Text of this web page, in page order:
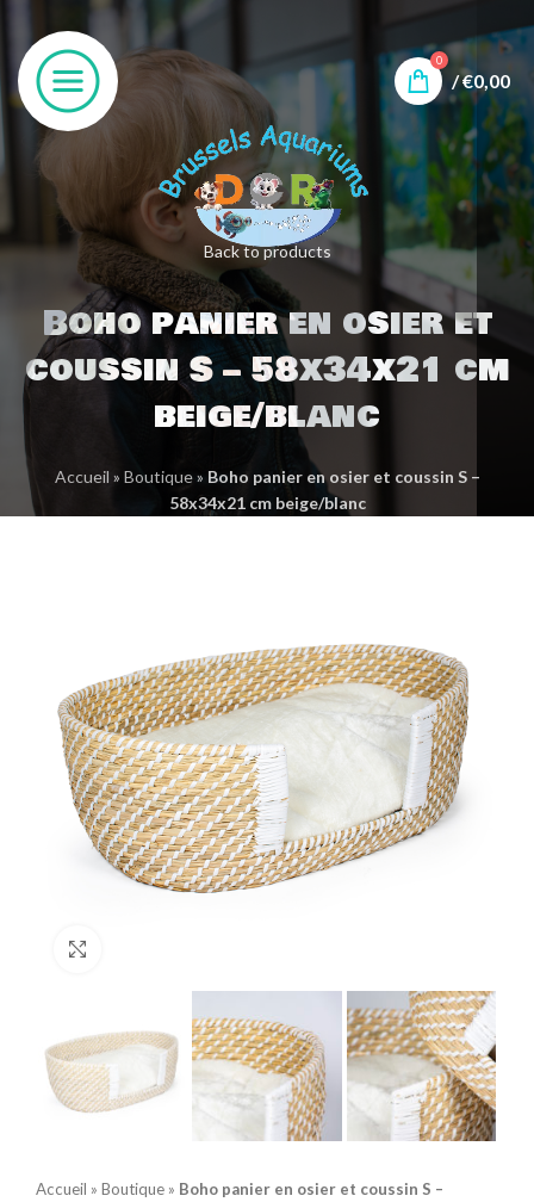
0
/€0,00
Back to products
Boho panier en osier et
coussin S – 58x34x21 cm
beige/blanc
Accueil » Boutique» Boho panier en osier et coussin S –
58x34x21 cm beige/blanc
Accueil » Boutique » Boho panier en osier et coussin S –